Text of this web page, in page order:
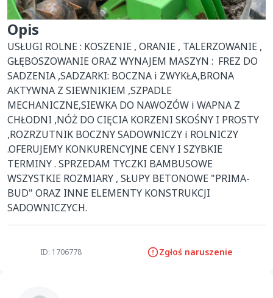
Opis
USŁUGI ROLNE : KOSZENIE , ORANIE , TALERZOWANIE ,
GŁĘBOSZOWANIE ORAZ WYNAJEM MASZYN :  FREZ DO
SADZENIA ,SADZARKI: BOCZNA i ZWYKŁA,BRONA
AKTYWNA Z SIEWNIKIEM ,SZPADLE
MECHANICZNE,SIEWKA DO NAWOZÓW i WAPNA Z
CHŁODNI ,NÓŻ DO CIĘCIA KORZENI SKOŚNY I PROSTY
,ROZRZUTNIK BOCZNY SADOWNICZY i ROLNICZY
.OFERUJEMY KONKURENCYJNE CENY I SZYBKIE
TERMINY . SPRZEDAM TYCZKI BAMBUSOWE
WSZYSTKIE ROZMIARY , SŁUPY BETONOWE "PRIMA-
BUD" ORAZ INNE ELEMENTY KONSTRUKCJI
SADOWNICZYCH.
ID: 1706778 Zgłoś naruszenie